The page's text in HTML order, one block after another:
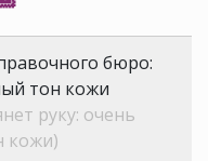
бюро:
тон кожи
руку: очень
кожи)